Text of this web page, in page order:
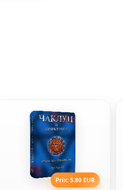
Prix: 5.80 EUR